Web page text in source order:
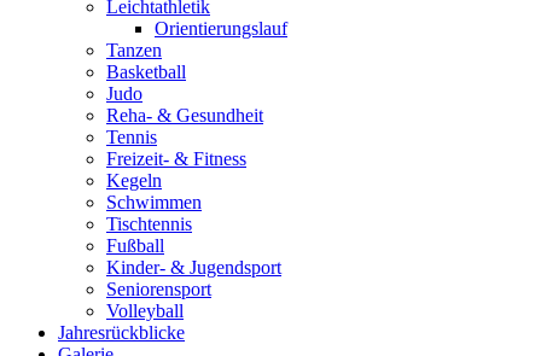
Leichtathletik
Orientierungslauf
Tanzen
Basketball
Judo
Reha- & Gesundheit
Tennis
Freizeit- & Fitness
Kegeln
Schwimmen
Tischtennis
Fußball
Kinder- & Jugendsport
Seniorensport
Volleyball
Jahresrückblicke